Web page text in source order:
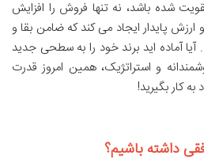
شده باشد، نه تنها فروش را افزایش
ارزش پایدار ایجاد می کند که ضامن بقا و
آماده اید برند خود را به سطحی جدید
و استراتژیک، همین امروز قدرت
کار بگیرید!
داشته باشیم؟